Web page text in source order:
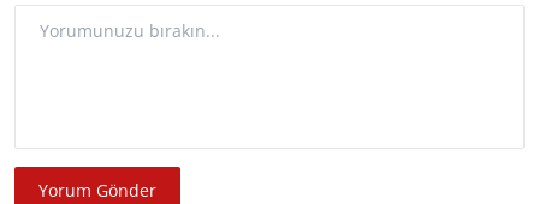
Yorum Gönder